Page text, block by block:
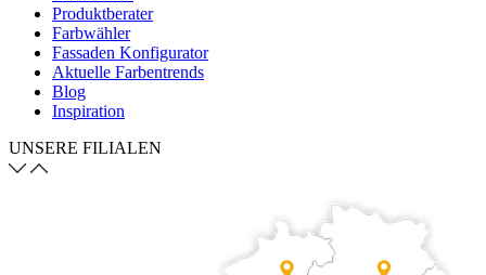
Produktberater
Farbwähler
Fassaden Konfigurator
Aktuelle Farbentrends
Blog
Inspiration
UNSERE FILIALEN